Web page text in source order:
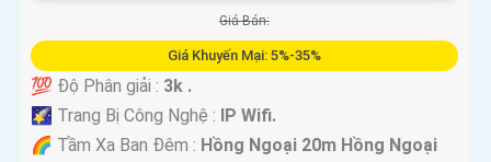
Giá Bán:
Giá Khuyến Mại: 5%-35%
💯 Độ Phân giải : 3k .
🌠 Trang Bị Công Nghệ : IP Wifi.
🌈 Tầm Xa Ban Đêm : Hồng Ngoại 20m Hồng Ngoại